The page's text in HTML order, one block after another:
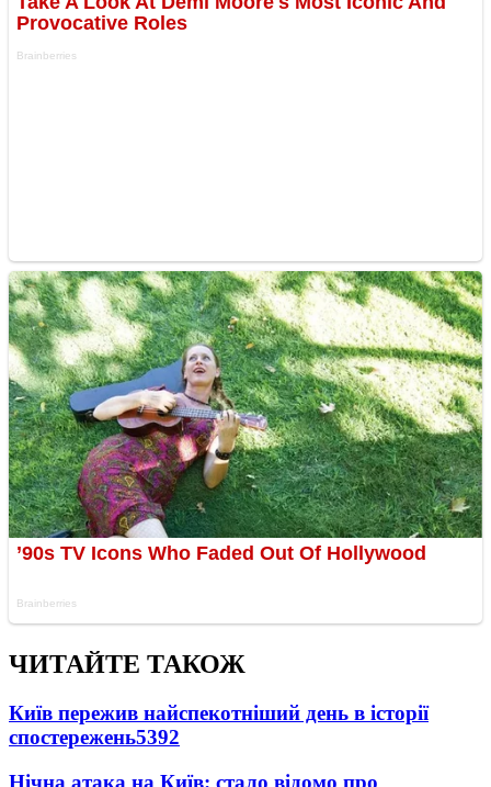
ЧИТАЙТЕ ТАКОЖ
Київ пережив найспекотніший день в історії
спостережень5392
Нічна атака на Київ: стало відомо про